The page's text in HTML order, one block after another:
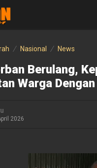
Nasional News
Berulang,
Warga Dengan
2026